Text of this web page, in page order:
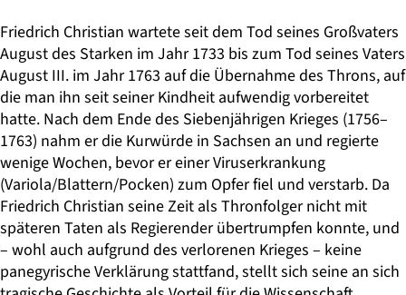
Friedrich Christian wartete seit dem Tod seines Großvaters
August des Starken im Jahr 1733 bis zum Tod seines Vaters
August III. im Jahr 1763 auf die Übernahme des Throns, auf
die man ihn seit seiner Kindheit aufwendig vorbereitet
hatte. Nach dem Ende des Siebenjährigen Krieges (1756–
1763) nahm er die Kurwürde in Sachsen an und regierte
wenige Wochen, bevor er einer Viruserkrankung
(Variola/Blattern/Pocken) zum Opfer fiel und verstarb. Da
Friedrich Christian seine Zeit als Thronfolger nicht mit
späteren Taten als Regierender übertrumpfen konnte, und
– wohl auch aufgrund des verlorenen Krieges – keine
panegyrische Verklärung stattfand, stellt sich seine an sich